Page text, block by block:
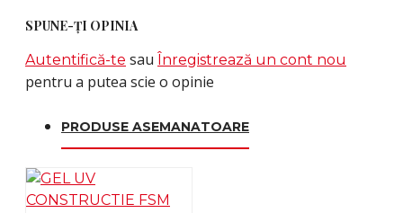
SPUNE-ŢI OPINIA
Autentifică-te sau Înregistrează un cont nou
pentru a putea scie o opinie
PRODUSE ASEMANATOARE